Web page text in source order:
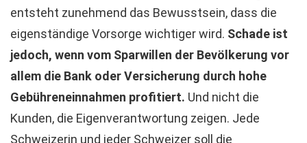
entsteht zunehmend das Bewusstsein, dass die
eigenständige Vorsorge wichtiger wird. Schade ist
jedoch, wenn vom Sparwillen der Bevölkerung vor
allem die Bank oder Versicherung durch hohe
Gebühreneinnahmen profitiert. Und nicht die
Kunden, die Eigenverantwortung zeigen. Jede
Schweizerin und jeder Schweizer soll die